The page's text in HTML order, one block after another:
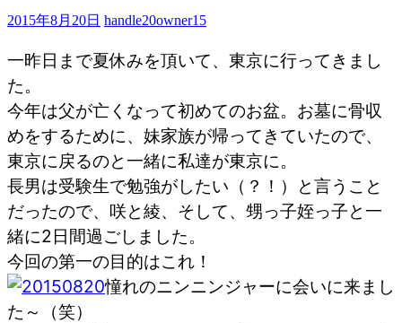
2015年8月20日 handle20owner15
一昨日まで夏休みを頂いて、東京に行ってきまし
た。
今年は父が亡くなって初めてのお盆。お墓に骨収
めをするために、妹家族が帰ってきていたので、
東京に戻るのと一緒に私達が東京に。
長男は受験生で勉強がしたい（？！）と言うこと
だったので、咲と綾、そして、甥っ子姪っ子と一
緒に2日間過ごしました。
今回の第一の目的はこれ！
憧れのニンニンジャーに会いに来まし
た～（笑）